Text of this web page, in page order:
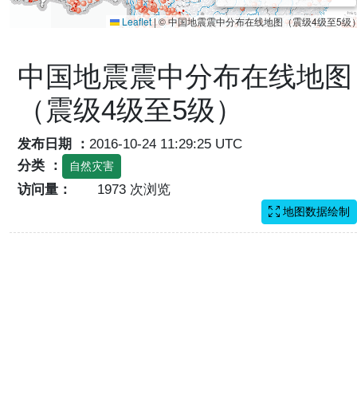
Leaflet|© 中国地震震中分布在线地图（震级4级至5级
中国地震震中分布在线地图
（震级4级至5级）
发布日期 ： 2016-10-24 11:29:25 UTC
分类 ：
自然灾害
访问量： 1973 次浏览
地图数据绘制